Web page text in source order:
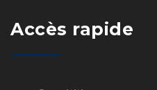
Accès rapide